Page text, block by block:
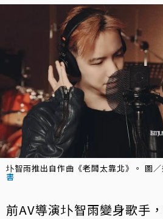
圤智雨推出自作曲《老闆太靠北》。 圖／
書
前AV導演圤智雨變身歌手